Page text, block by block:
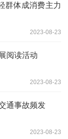
群体成消费主力
2023-08-23
阅读活动
2023-08-23
通事故频发
2023-08-23